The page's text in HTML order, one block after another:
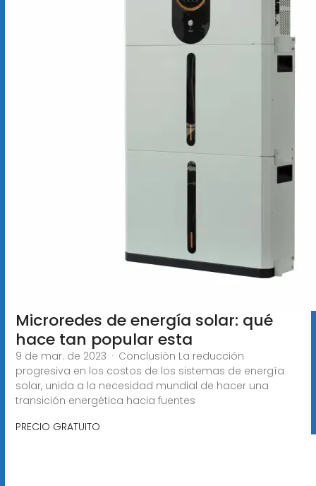
Microredes de energía solar: qué
hace tan popular esta
9 de mar. de 2023 · Conclusión La reducción
progresiva en los costos de los sistemas de energía
solar, unida a la necesidad mundial de hacer una
transición energética hacia fuentes
PRECIO GRATUITO